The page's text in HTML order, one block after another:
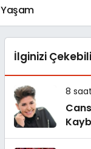
Yaşam
İlginizi
8